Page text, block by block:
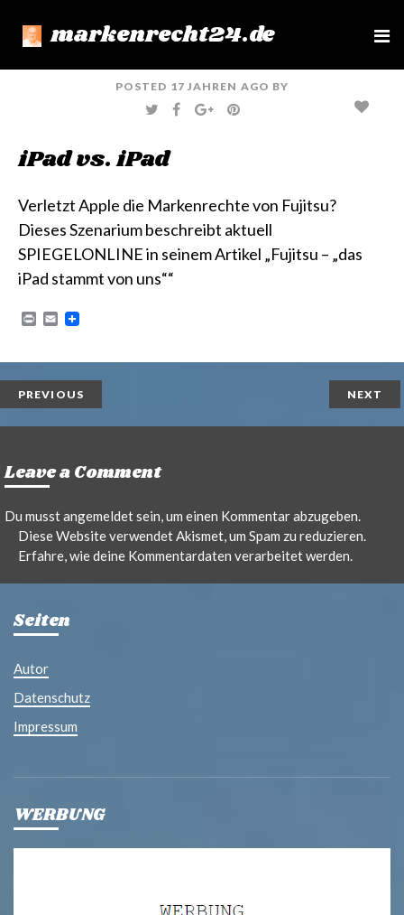
markenrecht24.de
e
POSTED 17 JAHREN AGO BY
T
W
E
F
A
G
O
P
I
iPad vs. iPad
Verletzt Apple die Markenrechte von Fujitsu?
Dieses Szenarium beschreibt aktuell
SPIEGELONLINE in seinem Artikel „Fujitsu – „das
iPad stammt von uns““
P
n
t
E
i
l
PREVIOUS NEXT
Leave a Comment
Du musstangemeldetsein, um einen Kommentar abzugeben.
Diese Website verwendet Akismet, um Spam zu reduzieren.
Erfahre, wie deine Kommentardaten verarbeitet werden.
Seiten
Autor
Datenschutz
Impressum
WERBUNG